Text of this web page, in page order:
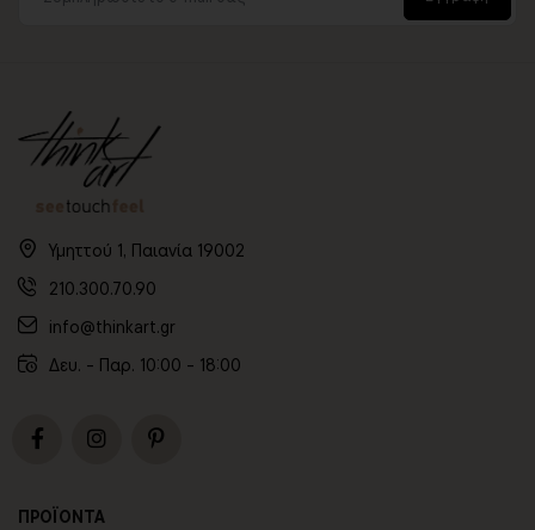
Υμηττού 1, Παιανία 19002
210.300.70.90
info@thinkart.gr
Δευ. - Παρ. 10:00 - 18:00
ΠΡΟΪΟΝΤΑ